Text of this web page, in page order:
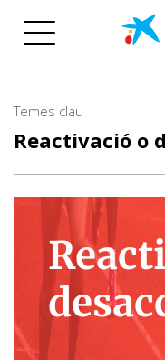
Temes clau
Reactivació o